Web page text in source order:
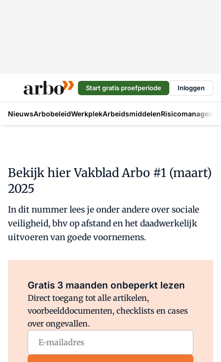
Start gratis proefperiode Inloggen
NieuwsArbobeleidWerkplekArbeidsmiddelen
Bekijk hier Vakblad Arbo #1 (maart)
2025
In dit nummer lees je onder andere over sociale
veiligheid, bhv op afstand en het daadwerkelijk
uitvoeren van goede voornemens.
Gratis 3 maanden onbeperkt lezen
Direct toegang tot alle artikelen,
voorbeelddocumenten, checklists en cases
over ongevallen.